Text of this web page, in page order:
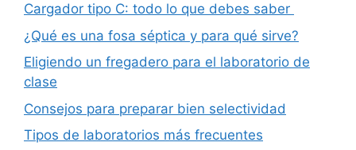
Cargador tipo C: todo lo que debes saber
¿Qué es una fosa séptica y para qué sirve?
Eligiendo un fregadero para el laboratorio de
clase
Consejos para preparar bien selectividad
Tipos de laboratorios más frecuentes